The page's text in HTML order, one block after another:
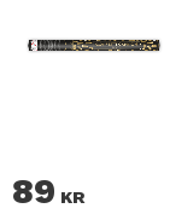
89 KR